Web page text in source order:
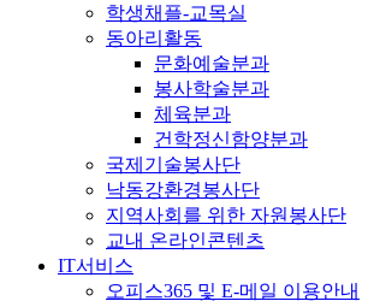
학생채플-교목실
동아리활동
문화예술분과
봉사학술분과
체육분과
건학정신함양분과
국제기술봉사단
낙동강환경봉사단
지역사회를 위한 자원봉사단
교내 온라인콘텐츠
IT서비스
오피스365 및 E-메일 이용안내